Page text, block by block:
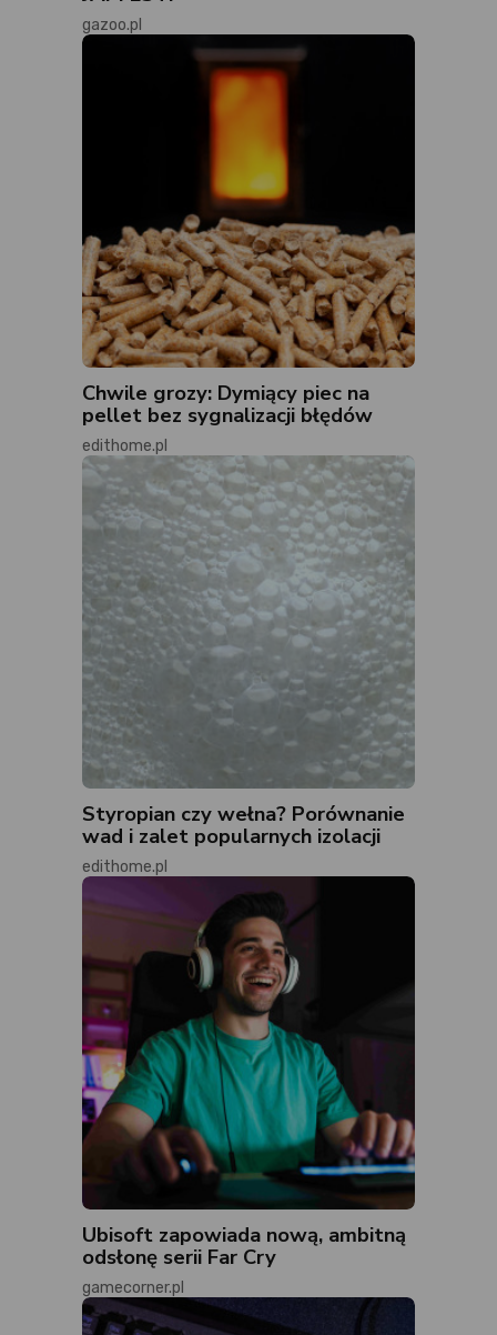
gazoo.pl
Chwile grozy: Dymiący piec na
pellet bez sygnalizacji błędów
edithome.pl
Styropian czy wełna? Porównanie
wad i zalet popularnych izolacji
edithome.pl
Ubisoft zapowiada nową, ambitną
odsłonę serii Far Cry
gamecorner.pl